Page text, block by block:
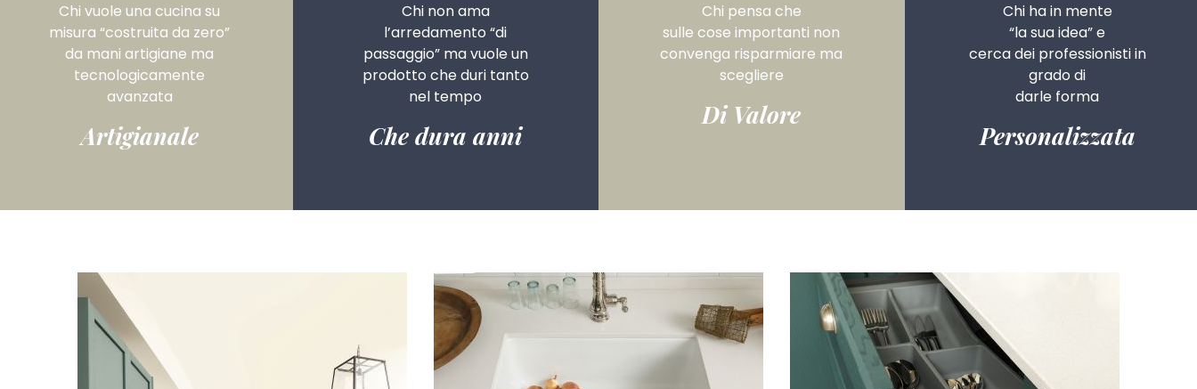
Chi vuole una cucina su
misura “costruita da zero”
da mani artigiane ma
tecnologicamente
avanzata
Artigianale
Chi non ama
l’arredamento “di
passaggio” ma vuole un
prodotto che duri tanto
nel tempo
Che dura anni
Chi pensa che
sulle cose importanti non
convenga risparmiare ma
scegliere
Di Valore
Chi ha in mente
“la sua idea”e
cerca dei professionistiin
grado di
darle forma
Personalizzata